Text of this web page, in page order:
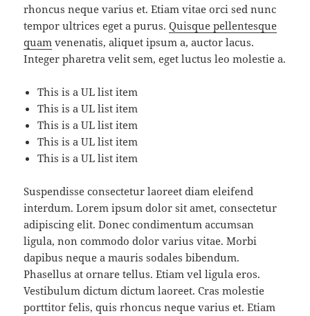
rhoncus neque varius et. Etiam vitae orci sed nunc
tempor ultrices eget a purus.Quisque pellentesque
quam venenatis, aliquet ipsum a, auctor lacus.
Integer pharetra velit sem, eget luctus leo molestie a.
This is a UL list item
This is a UL list item
This is a UL list item
This is a UL list item
This is a UL list item
Suspendisse consectetur laoreet diam eleifend
interdum. Lorem ipsum dolor sit amet, consectetur
adipiscing elit. Donec condimentum accumsan
ligula, non commodo dolor varius vitae. Morbi
dapibus neque a mauris sodales bibendum.
Phasellus at ornare tellus. Etiam vel ligula eros.
Vestibulum dictum dictum laoreet. Cras molestie
porttitor felis, quis rhoncus neque varius et. Etiam